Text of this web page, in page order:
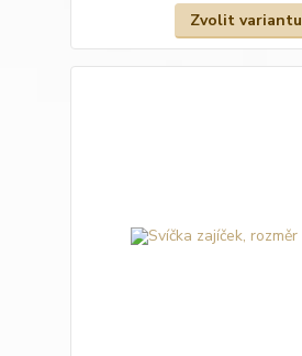
Zvolit variantu